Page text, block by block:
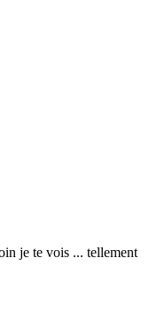
je te vois ... tellement